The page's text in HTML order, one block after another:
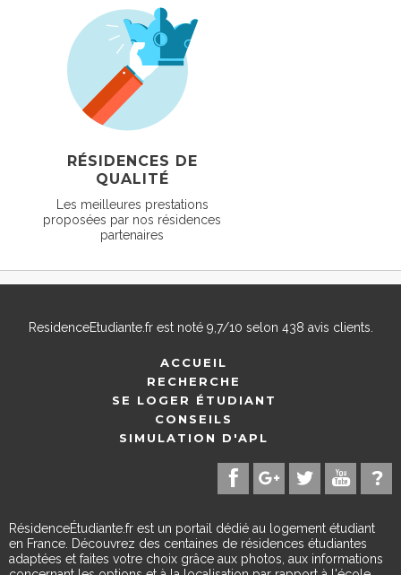
RÉSIDENCES DE
QUALITÉ
Les meilleures prestations
proposées par nos résidences
partenaires
ResidenceEtudiante.frest noté 9,7/10 selon 438 avis clients.
ACCUEIL
RECHERCHE
SE LOGER ÉTUDIANT
CONSEILS
SIMULATION D'APL
RésidenceÉtudiante.fr est un portail dédié au logement étudiant
en France. Découvrez des centaines de résidences étudiantes
adaptées et faites votre choix grâce aux photos, aux informations